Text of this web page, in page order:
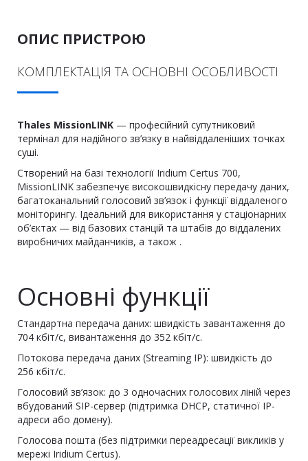
ОПИС ПРИСТРОЮ
КОМПЛЕКТАЦІЯ ТА ОСНОВНІ ОСОБЛИВОСТІ
Thales MissionLINK — професійний супутниковий
термінал для надійного зв’язку в найвіддаленіших точках
суші.
Створений на базі технології Iridium Certus 700,
MissionLINK забезпечує високошвидкісну передачу даних,
багатоканальний голосовий зв’язок і функції віддаленого
моніторингу. Ідеальний для використання у стаціонарних
об’єктах — від базових станцій та штабів до віддалених
виробничих майданчиків, а також .
Основні функції
Стандартна передача даних: швидкість завантаження до
704 кбіт/с, вивантаження до 352 кбіт/с.
Потокова передача даних (Streaming IP): швидкість до
256 кбіт/с.
Голосовий зв’язок: до 3 одночасних голосових ліній через
вбудований SIP-сервер (підтримка DHCP, статичної IP-
адреси або домену).
Голосова пошта (без підтримки переадресації викликів у
мережі Iridium Certus).